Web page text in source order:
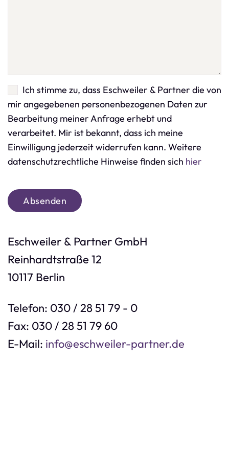
Ich stimme zu, dass Eschweiler & Partner die von
mir angegebenen personenbezogenen Daten zur
Bearbeitung meiner Anfrage erhebt und
verarbeitet. Mir ist bekannt, dass ich meine
Einwilligung jederzeit widerrufen kann. Weitere
datenschutzrechtliche Hinweise finden sich hier
Absenden
Eschweiler & Partner GmbH
Reinhardtstraße 12
10117 Berlin
Telefon: 030 / 28 51 79 - 0
Fax: 030 / 28 51 79 60
E-Mail: info@eschweiler-partner.de